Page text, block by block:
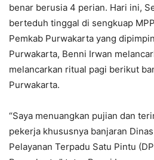
benar berusia 4 perian. Hari ini,
berteduh tinggal di sengkuap
Pemkab Purwakarta yang
Purwakarta, Benni Irwan
melancarkan ritual pagi berikut
Purwakarta.
“Saya menuangkan pujian dan
pekerja khususnya banjaran
Pelayanan Terpadu Satu Pintu